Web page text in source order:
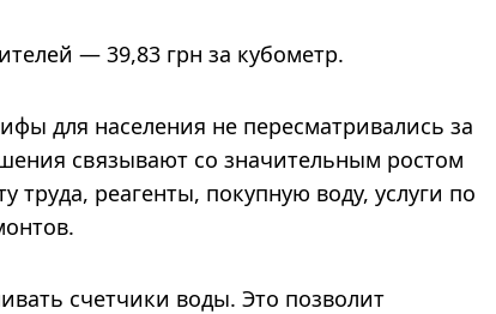
— 39,83 грн за кубометр.
для населения не пересматривались за
связывают со значительным ростом
труда, реагенты, покупную воду, услуги по
счетчики воды. Это позволит